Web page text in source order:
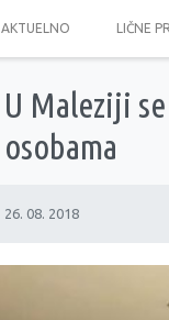
AKTUELNO LIČNE
U Maleziji
osobama
26. 08. 2018